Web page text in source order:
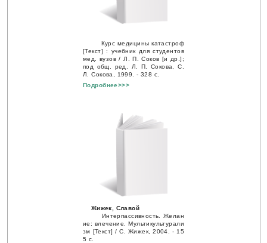
Курс медицины катастроф
[Текст] : учебник для студентов
мед. вузов / Л. П. Соков [и др.];
под общ. ред. Л. П. Сокова, С.
Л. Сокова, 1999. - 328 с.
Подробнее>>>
Жижек, Славой
Интерпассивность. Желан
ие: влечение. Мультикультурали
зм [Текст] / С. Жижек, 2004. - 15
5 с.